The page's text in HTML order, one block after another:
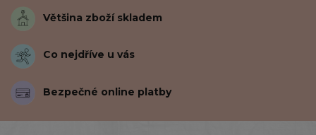
Většina zboží skladem
Co nejdříve u vás
Bezpečné online platby